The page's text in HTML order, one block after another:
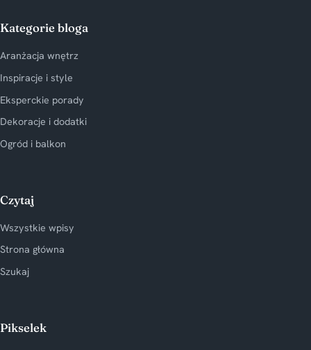
Kategorie bloga
Aranżacja wnętrz
Inspiracje i style
Eksperckie porady
Dekoracje i dodatki
Ogród i balkon
Czytaj
Wszystkie wpisy
Strona główna
Szukaj
Pikselek